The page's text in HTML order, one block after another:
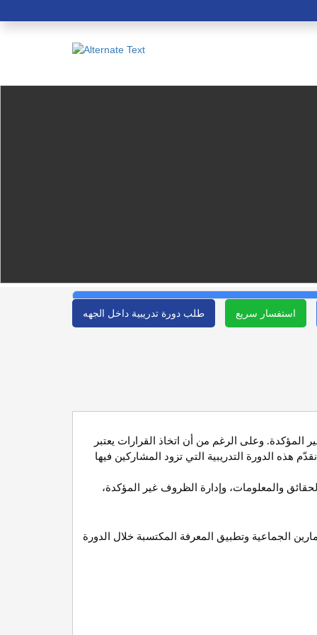
طلب دورة تدريبية داخل الجهه استفسار سريع
المؤكدة. وعلى الرغم من أن اتخاذ القرارات يعتبر
هذه الدورة التدريبية التي تزود المشاركين فيها
والمعلومات، وإدارة الظروف غير المؤكدة،
الجماعية وتطبيق المعرفة المكتسبة خلال الدورة